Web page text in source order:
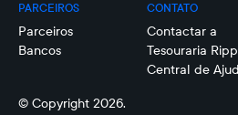
PARCEIROS
Parceiros
Bancos
CONTATO
Contactar a
Tesouraria
Central de
© Copyright 2026.